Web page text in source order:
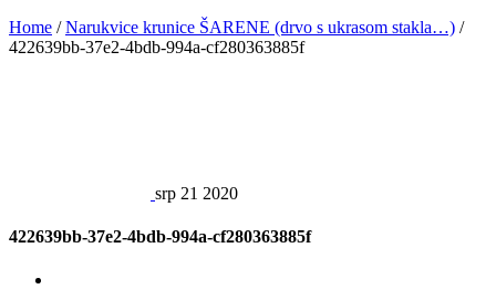
Home / Narukvice krunice ŠARENE (drvo s ukrasom stakla…) /
422639bb-37e2-4bdb-994a-cf280363885f
srp 21 2020
422639bb-37e2-4bdb-994a-cf280363885f